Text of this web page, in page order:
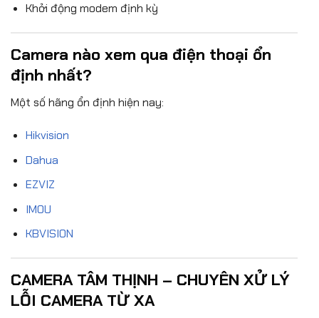
Khởi động modem định kỳ
Camera nào xem qua điện thoại ổn
định nhất?
Một số hãng ổn định hiện nay:
Hikvision
Dahua
EZVIZ
IMOU
KBVISION
CAMERA TÂM THỊNH – CHUYÊN XỬ LÝ
LỖI CAMERA TỪ XA